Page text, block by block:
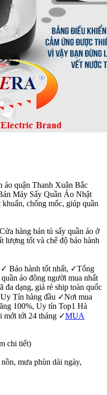
áo quận Thanh Xuân Bắc
Máy Sấy Quần Áo Nhật
chống mốc, giúp quần
hàng bán tủ sấy quần áo ở
lượng tốt và chế độ bảo hành
Bảo hành tốt nhất, ✓Tổng
áo đông người mua nhất
đa dạng, giá rẻ ship toàn quốc
Tín hàng đầu ✓Nơi mua
100%, Uy tín Top1 Hà
mới tới 24 tháng ✓MUA
chi tiết)
mưa phùn dài ngày,